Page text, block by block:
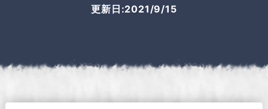
更新日:2021/9/15